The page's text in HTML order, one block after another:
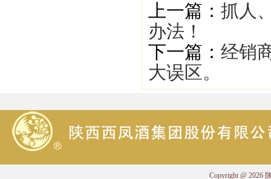
上一篇： 抓人
办法！
下一篇： 经销
大误区。
Copyright @ 2026